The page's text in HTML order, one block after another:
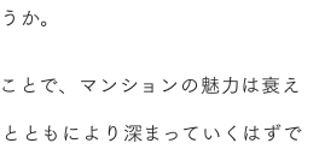
か。
とで、マンションの魅力は衰え
ともにより深まっていくはずで